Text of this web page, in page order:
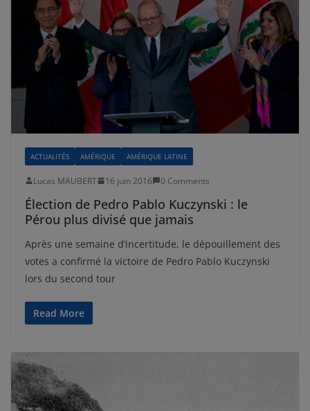
ACTUALITÉS AMÉRIQUE AMÉRIQUE LATINE
Lucas MAUBERT 16 juin 2016 0 Comments
Élection de Pedro Pablo Kuczynski : le
Pérou plus divisé que jamais
Après une semaine d’incertitude, le dépouillement des
votes a confirmé la victoire de Pedro Pablo Kuczynski
lors du second tour
Read More